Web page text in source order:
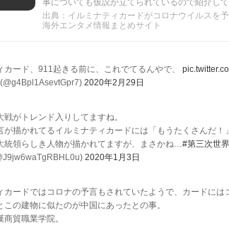
事についても仮説が立てられているので紹介して
出典：イルミナティカードがコロナウイルスを
海外エンタメ情報まとめサイト
カード、911起きる前に、これでてるんやで、
2020年2月29日
戦がトレンド入りしてますね。
が描かれてるイルミナティカードには「もうたくさんだ！」
統領らしき人物が描かれてますが、まさかね…#第三次世
2020年1月3日
カードではコロナの予言もされていたようで、カードには
この建物に似たのが中国にあったとの事。
貿職業学院。